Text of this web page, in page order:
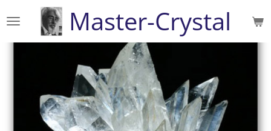
direct
naar
Master-Crystal